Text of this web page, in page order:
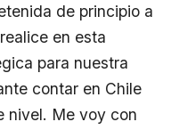
de principio a
en esta
para nuestra
contar en Chile
nivel. Me voy con